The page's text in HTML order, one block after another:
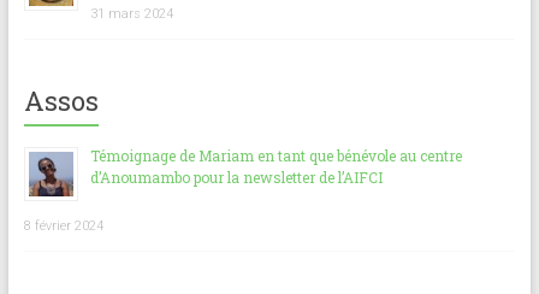
31 mars 2024
Assos
Témoignage de Mariam en tant que bénévole au centre
d’Anoumambo pour la newsletter de l’AIFCI
8 février 2024